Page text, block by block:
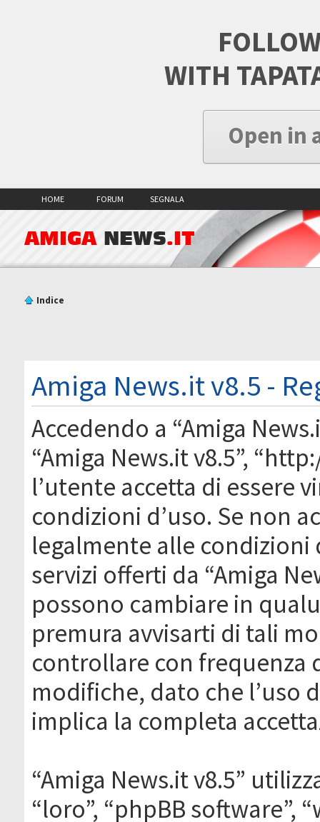
WITH
Open in
HOME FORUM SEGNALA
AMIGA NEWS.IT
Indice
Amiga News.it v8.5 -
Accedendo a “Amiga
“Amiga News.it v8.5”,
l’utente accetta di essere
condizioni d’uso. Se non
legalmente alle condizioni
servizi offerti da “Amiga
possono cambiare in
premura avvisarti di tali
controllare con frequenza
modifiche, dato che l’uso
implica la completa
“Amiga News.it v8.5”
“loro”, “phpBB software”,